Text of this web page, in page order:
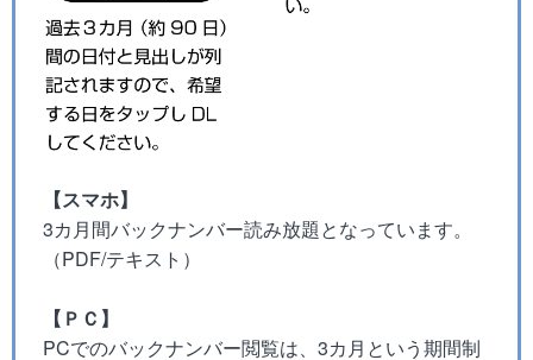
【スマホ】
3カ月間バックナンバー読み放題となっています。
（PDF/テキスト）
【ＰＣ】
PCでのバックナンバー閲覧は、3カ月という期間制